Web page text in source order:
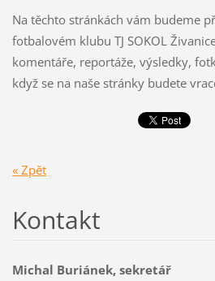
Na těchto stránkách vám budeme
fotbalovém klubu TJ SOKOL
komentáře, reportáže, výsledky,
když se na naše stránky budete
« Zpět
Kontakt
Michal Buriánek, sekretář